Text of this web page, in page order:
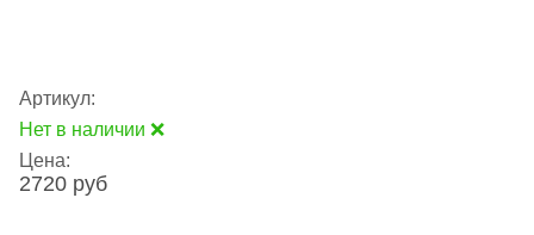
Артикул:
Нет в наличии ❌
Цена:
2720 руб